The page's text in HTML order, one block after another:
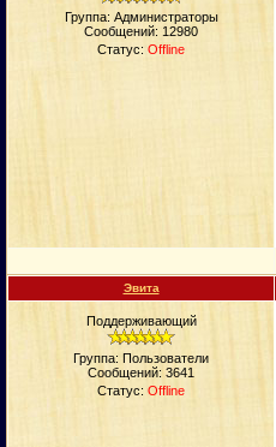
Группа: Администраторы
Сообщений: 12980
Статус: Offline
Эвита
Поддерживающий
Группа: Пользователи
Сообщений: 3641
Статус: Offline